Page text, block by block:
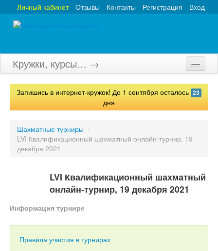
Вход
Регистрация
Контакты
Отзывы
Личный кабинет
Кружки, курсы… →
Главная
Олимпиады
Конкурсы
Книги
Запишись в интернет-кружок! До 1 сентября осталось 23
дня
Шахматные турниры /
LVI Квалификационный шахматный онлайн-турнир, 19
декабря 2021
LVI Квалификационный шахматный
онлайн-турнир, 19 декабря 2021
Информация турнире
Правила участия в турнирах